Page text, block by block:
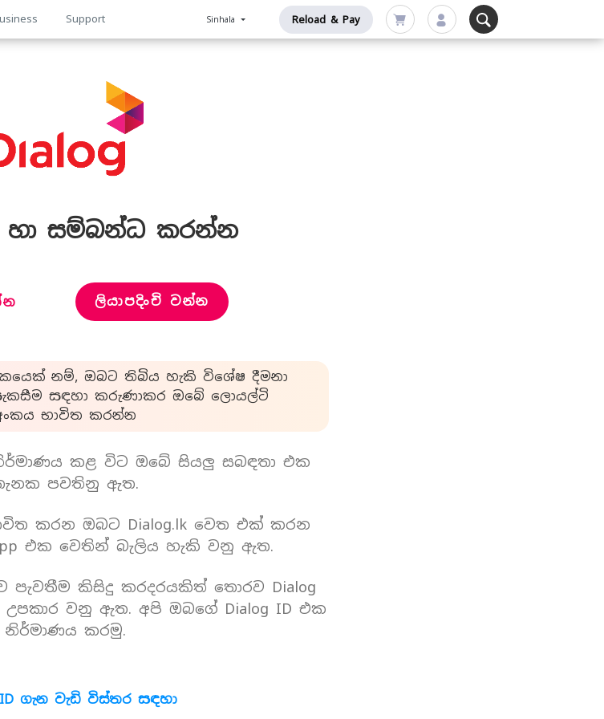
Support Sinhala Reload & Pay
හා සම්බන්ධ කරන්න
ලියාපදිංචි වන්න
නම්, ඔබට තිබිය හැකි විශේෂ දීමනා
සඳහා කරුණාකර ඔබේ ලොයල්ටි
භාවිත කරන්න
කළ විට ඔබේ සියලු සබඳතා එක
පවතිනු ඇත.
කරන ඔබට Dialog.lk වෙත එක් කරන
app එක වෙතින් බැලිය හැකි වනු ඇත.
පැවතීම කිසිදු කරදරයකිත් තොරව Dialog
වනු ඇත. අපි ඔබගේ Dialog ID එක
නිර්මාණය කරමු.
ID ගැන වැඩි විස්තර සඳහා